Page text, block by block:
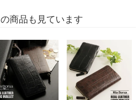
商品も見ています